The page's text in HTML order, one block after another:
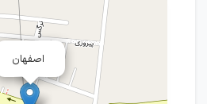
اصفهان